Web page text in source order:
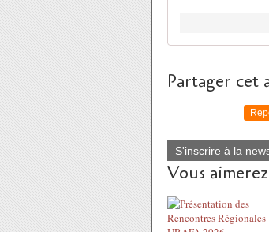
Partager cet
S'inscrire à la
Vous